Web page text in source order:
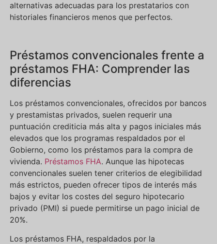
alternativas adecuadas para los prestatarios con
historiales financieros menos que perfectos.
Préstamos convencionales frente a
préstamos FHA: Comprender las
diferencias
Los préstamos convencionales, ofrecidos por bancos
y prestamistas privados, suelen requerir una
puntuación crediticia más alta y pagos iniciales más
elevados que los programas respaldados por el
Gobierno, como los préstamos para la compra de
vivienda. Préstamos FHA. Aunque las hipotecas
convencionales suelen tener criterios de elegibilidad
más estrictos, pueden ofrecer tipos de interés más
bajos y evitar los costes del seguro hipotecario
privado (PMI) si puede permitirse un pago inicial de
20%.
Los préstamos FHA, respaldados por la